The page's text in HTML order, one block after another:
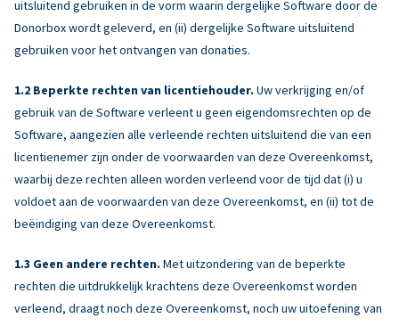
uitsluitend gebruiken in de vorm waarin dergelijke Software door de
Donorbox wordt geleverd, en (ii) dergelijke Software uitsluitend
gebruiken voor het ontvangen van donaties.
Beperkte rechten van licentiehouder. Uw verkrijging en/of
gebruik van de Software verleent u geen eigendomsrechten op de
Software, aangezien alle verleende rechten uitsluitend die van een
licentienemer zijn onder de voorwaarden van deze Overeenkomst,
waarbij deze rechten alleen worden verleend voor de tijd dat (i) u
voldoet aan de voorwaarden van deze Overeenkomst, en (ii) tot de
beëindiging van deze Overeenkomst.
Geen andere rechten. Met uitzondering van de beperkte
rechten die uitdrukkelijk krachtens deze Overeenkomst worden
verleend, draagt noch deze Overeenkomst, noch uw uitoefening van